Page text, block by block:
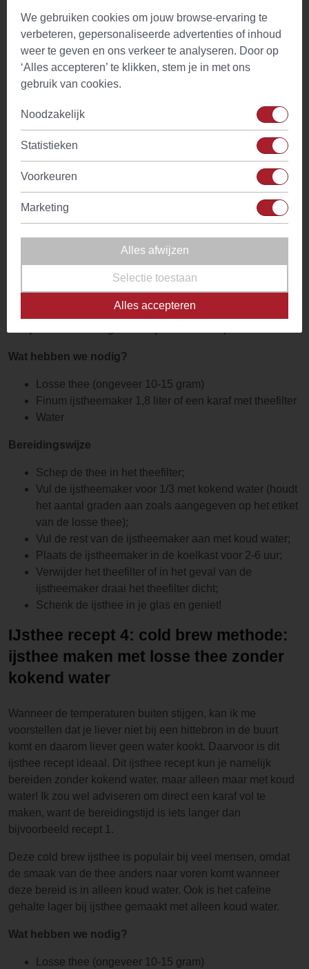
Bereidingswijze
Breng het water aan de kook (of wanneer je groene
thee gebruikt op 90°C);
Vul de ijstheemaker of karaf voor 2/3 met ijsblokjes;
terug in de ijstheemaker;
Vul de ijstheemaker aan met het kokende water;
Verwijder het theefilter of in het geval van de
ijstheemaker draai het theefilter dicht zodra je de
huisgemaakte ijsthee sterk genoeg vindt;
Vul je glas naar wens met ijsblokjes;
Schenk de ijsthee erop en geniet!
IJsthee recept 3: zelf ijsthee maken
met losse thee zonder ijsblokjes
Niet iedereen heeft ijsblokjes in de vriezer liggen of, nog
handiger, een ijsblokjesmachine. Geldt dit voor jou, maar
Wat hebben we nodig?
Losse thee (ongeveer 10-15 gram)
Finum ijstheemaker 1,8 liter of een karaf met theefilter
Water
Bereidingswijze
Schep de thee in het theefilter;
Vul de ijstheemaker voor 1/3 met kokend water (houdt
het aantal graden aan zoals aangegeven op het etiket
van de losse thee);
Vul de rest van de ijstheemaker aan met koud water;
Plaats de ijstheemaker in de koelkast voor 2-6 uur;
Verwijder het theefilter of in het geval van de
ijstheemaker draai het theefilter dicht;
Schenk de ijsthee in je glas en geniet!
IJsthee recept 4: cold brew methode:
ijsthee maken met losse thee zonder
kokend water
Wanneer de temperaturen buiten stijgen, kan ik me
voorstellen dat je liever niet bij een hittebron in de buurt
komt en daarom liever geen water kookt. Daarvoor is dit
ijsthee recept ideaal. Dit ijsthee recept kun je namelijk
bereiden zonder kokend water, maar alleen maar met koud
water! Ik zou wel adviseren om direct een karaf vol te
maken, want de bereidingstijd is iets langer dan
bijvoorbeeld recept 1.
Deze cold brew ijsthee is populair bij veel mensen, omdat
de smaak van de thee anders naar voren komt wanneer
deze bereid is in alleen koud water. Ook is het cafeïne
gehalte lager bij ijsthee gemaakt met alleen koud water.
Wat hebben we nodig?
Losse thee (ongeveer 10-15 gram)
We gebruiken cookies om jouw browse-ervaring te
verbeteren, gepersonaliseerde advertenties of inhoud
weer te geven en ons verkeer te analyseren. Door op
‘Alles accepteren’ te klikken, stem je in met ons
gebruik van cookies.
Noodzakelijk
Statistieken
Voorkeuren
Marketing
Alles afwijzen
Selectie toestaan
Alles accepteren